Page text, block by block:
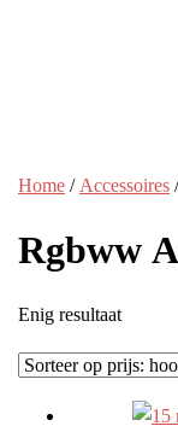
Home / Accessoires
Rgbww
Enig resultaat